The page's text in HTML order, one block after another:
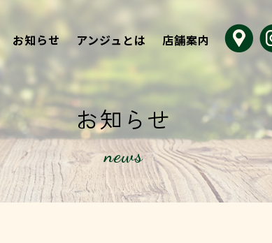
お知らせ アンジュとは 店舗案内
お知らせ
news